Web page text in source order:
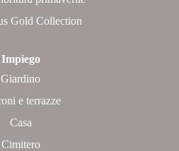
Gold Collection
Impiego
Giardino
e terrazze
Casa
Cimitero